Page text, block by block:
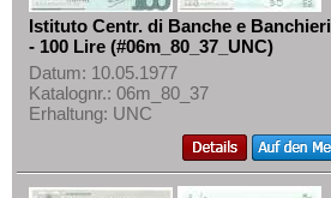
Istituto Centr. di Banche e Banchieri
- 100 Lire (#06m_80_37_UNC)
Datum: 10.05.1977
Katalognr.: 06m_80_37
Erhaltung: UNC